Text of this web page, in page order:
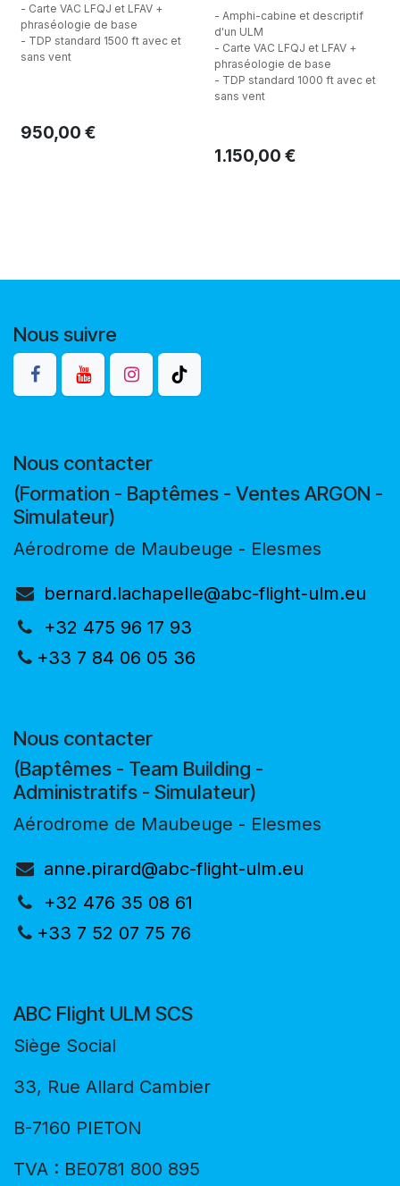
- Carte VAC LFQJ et LFAV +
phraséologie de base
- TDP standard 1500 ft avec et
sans vent
950,00 €
- Amphi-cabine et descriptif
d'un ULM
- Carte VAC LFQJ et LFAV +
phraséologie de base
- TDP standard 1000 ft avec et
sans vent
1.150,00 €
Nous suivre
Nous contacter
(Formation - Baptêmes - Ventes ARGON -
Simulateur)
Aérodrome de Maubeuge - Elesmes
bernard.lachapelle@abc-flight-ulm.eu
+32 475 96 17 93
+33 7 84 06 05 36
Nous contacter
(Baptêmes - Team Building -
Administratifs - Simulateur)
Aérodrome de Maubeuge - Elesmes
anne.pirard@abc-flight-ulm.eu
+32 476 35 08 61
+33 7 52 07 75 76
ABC Flight ULM SCS
Siège Social
33, Rue Allard Cambier
B-7160 PIETON
TVA : BE0781 800 895